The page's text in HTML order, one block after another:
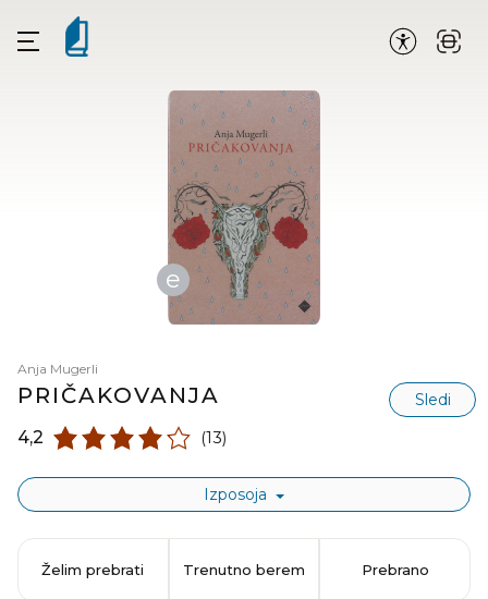
e
Anja Mugerli
PRIČAKOVANJA Sledi
4,2 (13)
Izposoja
Želim prebrati Trenutno berem Prebrano